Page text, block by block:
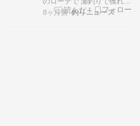
既に到着済み電鉄さんに至
野鮎はもっと増える 田嶋剛
8ヶ月前 釣りニュース